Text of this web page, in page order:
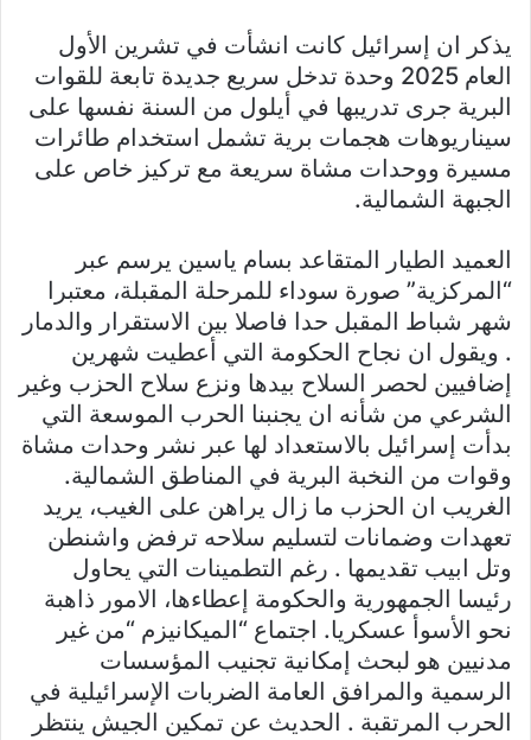
يذكر ان إسرائيل كانت انشأت في تشرين الأول
العام 2025 وحدة تدخل سريع جديدة تابعة للقوات
البرية جرى تدريبها في أيلول من السنة نفسها على
سيناريوهات هجمات برية تشمل استخدام طائرات
مسيرة ووحدات مشاة سريعة مع تركيز خاص على
الجبهة الشمالية.
العميد الطيار المتقاعد بسام ياسين يرسم عبر
“المركزية” صورة سوداء للمرحلة المقبلة، معتبرا
شهر شباط المقبل حدا فاصلا بين الاستقرار والدمار
. ويقول ان نجاح الحكومة التي أعطيت شهرين
إضافيين لحصر السلاح بيدها ونزع سلاح الحزب وغير
الشرعي من شأنه ان يجنبنا الحرب الموسعة التي
بدأت إسرائيل بالاستعداد لها عبر نشر وحدات مشاة
وقوات من النخبة البرية في المناطق الشمالية.
الغريب ان الحزب ما زال يراهن على الغيب، يريد
تعهدات وضمانات لتسليم سلاحه ترفض واشنطن
وتل ابيب تقديمها . رغم التطمينات التي يحاول
رئيسا الجمهورية والحكومة إعطاءها، الامور ذاهبة
نحو الأسوأ عسكريا. اجتماع “الميكانيزم “من غير
مدنيين هو لبحث إمكانية تجنيب المؤسسات
الرسمية والمرافق العامة الضربات الإسرائيلية في
الحرب المرتقبة . الحديث عن تمكين الجيش ينتظر